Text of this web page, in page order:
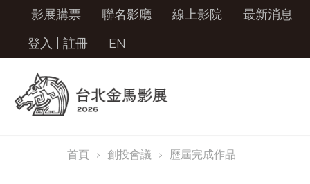
影展購票 聯名影廳 線上影院
最新消息
登入
註冊 EN
首頁 創投會議 歷屆完成作品